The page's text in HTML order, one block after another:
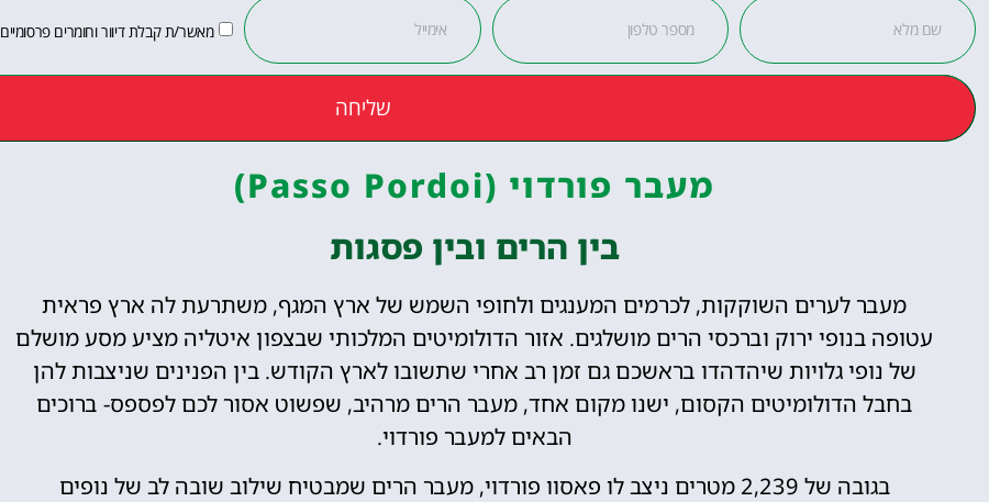
מאשר/ת קבלת דיוור וחומרים פרסומיים
שליחה
מעבר פורדוי (Passo Pordoi)
בין הרים ובין פסגות
מעבר לערים השוקקות, לכרמים המענגים ולחופי השמש של ארץ המגף, משתרעת לה ארץ פראית
עטופה בנופי ירוק וברכסי הרים מושלגים. אזור הדולומיטים המלכותי שבצפון איטליה מציע מסע מושלם
של נופי גלויות שיהדהדו בראשכם גם זמן רב אחרי שתשובו לארץ הקודש. בין הפנינים שניצבות להן
בחבל הדולומיטים הקסום, ישנו מקום אחד, מעבר הרים מרהיב, שפשוט אסור לכם לפספס- ברוכים
הבאים למעבר פורדוי.
בגובה של 2,239 מטרים ניצב לו פאסוו פורדוי, מעבר הרים שמבטיח שילוב שובה לב של נופים